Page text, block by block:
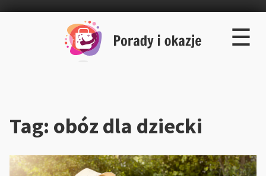
☰
×
Tag: obóz dla dziecki